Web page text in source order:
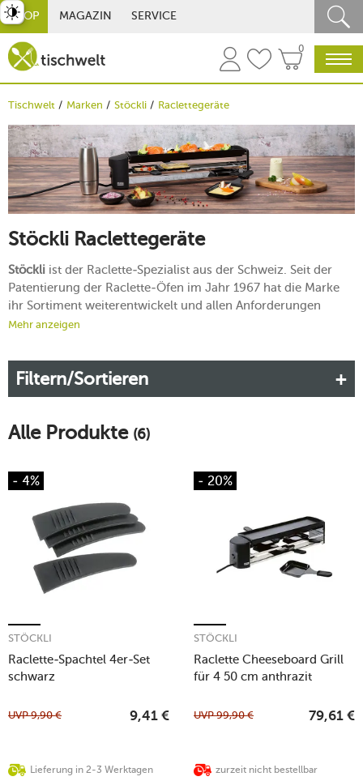
SHOP MAGAZIN SERVICE
0
Tischwelt Marken Stöckli Raclettegeräte
Stöckli Raclettegeräte
Stöckli ist der Raclette-Spezialist aus der Schweiz. Seit der
Patentierung der Raclette-Öfen im Jahr 1967 hat die Marke
ihr Sortiment weiterentwickelt und allen Anforderungen
angepasst: Ob Raclette-Grill Cheeseboard oder
Raclettegerät für Käse am Block oder Miniraclette für zwei:
Entdecken Sie die Stöckli-Raclettemöglichekiten bei
tischwelt.
Mehr anzeigen
Filtern/Sortieren
Alle Produkte (6)
- 4%
Raclette-Spachtel 4er-Set
schwarz
STÖCKLI
Lieferung in 2-3 Werktagen
UVP9,90 € 9,41 €
- 20%
Raclette Cheeseboard Grill
für 4 50 cm anthrazit
STÖCKLI
zurzeit nicht bestellbar
UVP99,90 € 79,61 €
umschalten